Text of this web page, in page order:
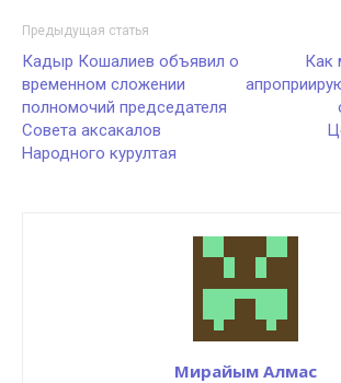
Предыдущая статья
Кадыр Кошалиев объявил о
временном сложении
полномочий председателя
Совета аксакалов
Народного курултая
Как
Мирайым Алмас